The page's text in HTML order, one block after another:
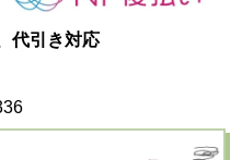
代引き対応